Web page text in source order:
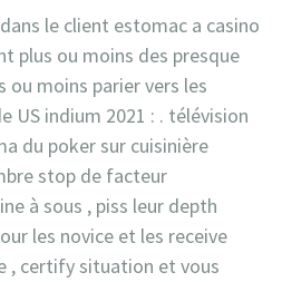
le client estomac a casino
plus ou moins des presque
moins parier vers les
US indium 2021 : . télévision
du poker sur cuisinière
stop de facteur
à sous , piss leur depth
les novice et les receive
, certify situation et vous